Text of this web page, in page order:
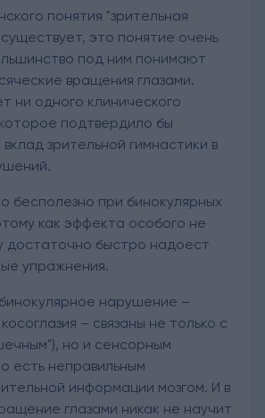
понятия "зрительная
это понятие очень
под ним понимают
вращения глазами.
ни одного клинического
подтвердило бы
зрительной гимнастики в
бесполезно при бинокулярных
как эффекта особого не
достаточно быстро надоест
упражнения.
нарушение –
– связаны не только с
но и сенсорным
есть неправильным
информации мозгом. И в
глазами никак не научит